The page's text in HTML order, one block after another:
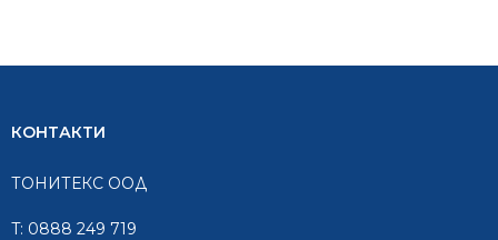
КОНТАКТИ
ТОНИТЕКС ООД
T: 0888 249 719